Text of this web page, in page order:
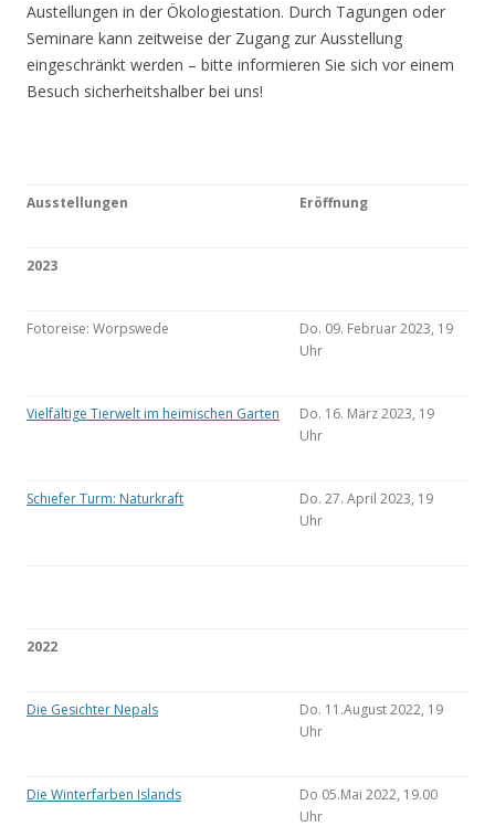
Austellungen in der Ökologiestation. Durch Tagungen oder
Seminare kann zeitweise der Zugang zur Ausstellung
eingeschränkt werden – bitte informieren Sie sich vor einem
Besuch sicherheitshalber bei uns!
Ausstellungen Eröffnung
2023
Fotoreise: Worpswede
Do. 09. Februar 2023, 19
Uhr
Vielfältige Tierwelt im heimischen Garten
Do. 16. März 2023, 19
Uhr
Schiefer Turm: Naturkraft
Do. 27. April 2023, 19
Uhr
2022
Die Gesichter Nepals
Do. 11.August 2022, 19
Uhr
Die Winterfarben Islands
Do 05.Mai 2022, 19.00
Uhr